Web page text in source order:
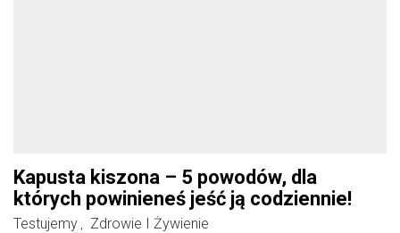
Kapusta kiszona – 5 powodów, dla
których powinieneś jeść ją codziennie!
Testujemy ,
Zdrowie I Żywienie